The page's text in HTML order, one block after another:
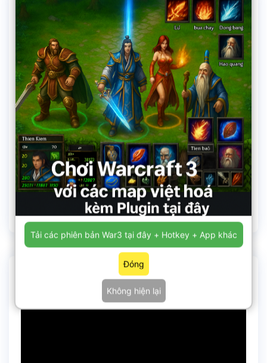
Địa chỉ
Tải các phiên bản War3 tại đây + Hotkey + App khác
Đóng
Không hiện lại